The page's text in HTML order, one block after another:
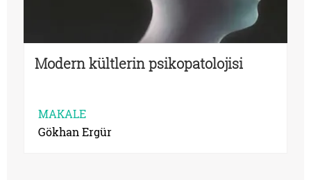
Modern kültlerin psikopatolojisi
MAKALE
Gökhan Ergür